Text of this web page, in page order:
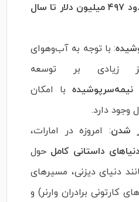
دلار در سال ۲۰۲۵ به حدود ۴۹۷ میلیون دلار تا سال
: با توجه به آب‌وهوای
زیادی بر توسعه
با امکان
وجود دارد.
شدن: امروزه در امارات،
دنیاهای داستانی کامل حول
دنیای دیزنی، مسیرهای
کارتونی برادران وارنر) و